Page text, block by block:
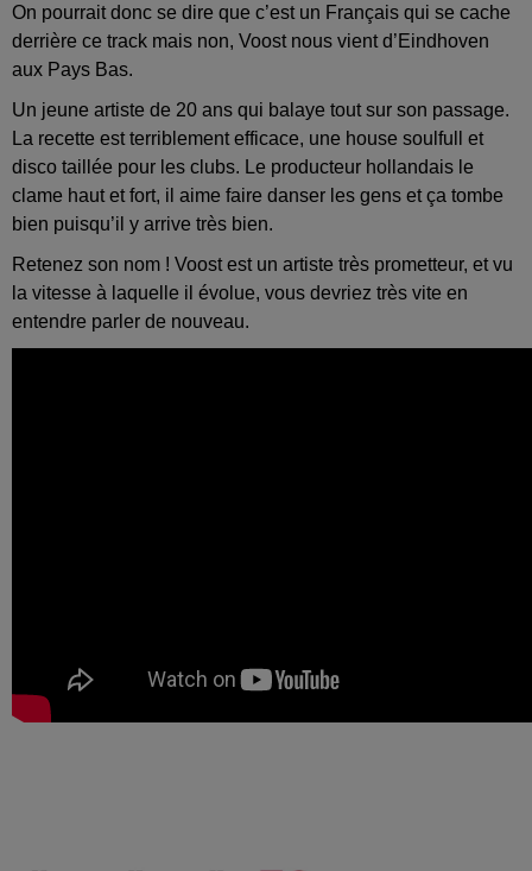
On pourrait donc se dire que c’est un Français qui se cache
derrière ce track mais non, Voost nous vient d’Eindhoven
aux Pays Bas.
Un jeune artiste de 20 ans qui balaye tout sur son passage.
La recette est terriblement efficace, une house soulfull et
disco taillée pour les clubs. Le producteur hollandais le
clame haut et fort, il aime faire danser les gens et ça tombe
bien puisqu’il y arrive très bien.
Retenez son nom ! Voost est un artiste très prometteur, et vu
la vitesse à laquelle il évolue, vous devriez très vite en
entendre parler de nouveau.